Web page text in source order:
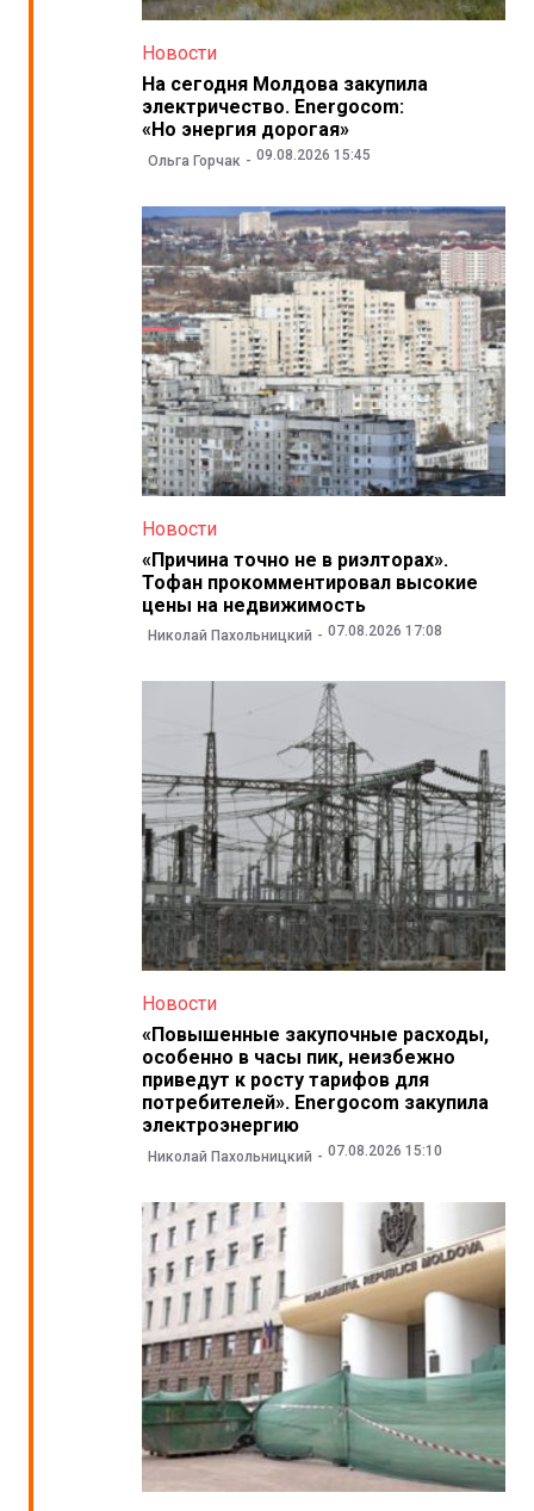
Новости
На сегодня Молдова закупила
электричество. Energocom:
«Но энергия дорогая»
Ольга Горчак 09.08.2026 15:45
Новости
«Причина точно не в риэлторах».
Тофан прокомментировал высокие
цены на недвижимость
Николай Пахольницкий 07.08.2026 17:08
Новости
«Повышенные закупочные расходы,
особенно в часы пик, неизбежно
приведут к росту тарифов для
потребителей». Energocom закупила
электроэнергию
Николай Пахольницкий 07.08.2026 15:10